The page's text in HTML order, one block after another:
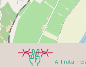
A Fruta